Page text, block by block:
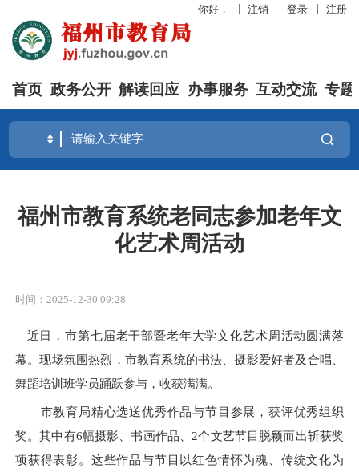
你好， 注销 登录 注册
首页 政务公开 解读回应 办事服务 互动交流 专题
福州市教育系统老同志参加老年文
化艺术周活动
时间：2025-12-30 09:28
近日，市第七届老干部暨老年大学文化艺术周活动圆满落
幕。现场氛围热烈，市教育系统的书法、摄影爱好者及合唱、
舞蹈培训班学员踊跃参与，收获满满。
市教育局精心选送优秀作品与节目参展，获评优秀组织
奖。其中有6幅摄影、书画作品、2个文艺节目脱颖而出斩获奖
项获得表彰。这些作品与节目以红色情怀为魂、传统文化为